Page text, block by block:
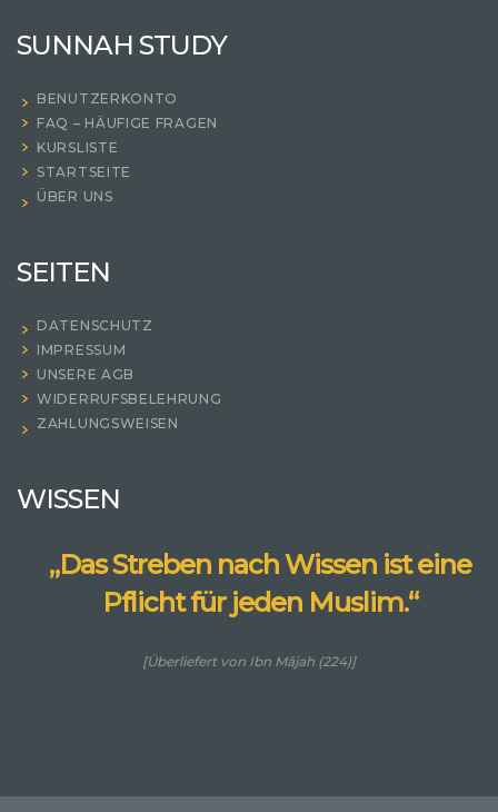
SUNNAH STUDY
BENUTZERKONTO
FAQ – HÄUFIGE FRAGEN
KURSLISTE
STARTSEITE
ÜBER UNS
SEITEN
DATENSCHUTZ
IMPRESSUM
UNSERE AGB
WIDERRUFSBELEHRUNG
ZAHLUNGSWEISEN
WISSEN
„Das Streben nach Wissen ist eine
Pflicht für jeden Muslim.“
[Überliefert von Ibn Mājah (224)]